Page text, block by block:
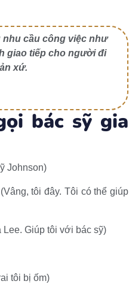
nhu cầu công việc như
giao tiếp cho người đi
xứ.
bác sỹ gia
Johnson)
tôi đây. Tôi có thể giúp
Lee. Giúp tôi với bác sỹ)
tôi bị ốm)